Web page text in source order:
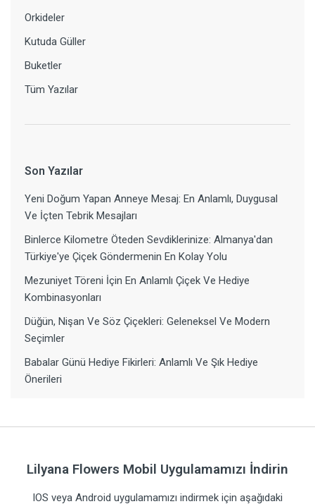
Orkideler
Kutuda Güller
Buketler
Tüm Yazılar
Son Yazılar
Yeni Doğum Yapan Anneye Mesaj: En Anlamlı, Duygusal
Ve İçten Tebrik Mesajları
Binlerce Kilometre Öteden Sevdiklerinize: Almanya'dan
Türkiye'ye Çiçek Göndermenin En Kolay Yolu
Mezuniyet Töreni İçin En Anlamlı Çiçek Ve Hediye
Kombinasyonları
Düğün, Nişan Ve Söz Çiçekleri: Geleneksel Ve Modern
Seçimler
Babalar Günü Hediye Fikirleri: Anlamlı Ve Şık Hediye
Önerileri
Lilyana Flowers Mobil Uygulamamızı İndirin
IOS veya Android uygulamamızı indirmek için aşağıdaki